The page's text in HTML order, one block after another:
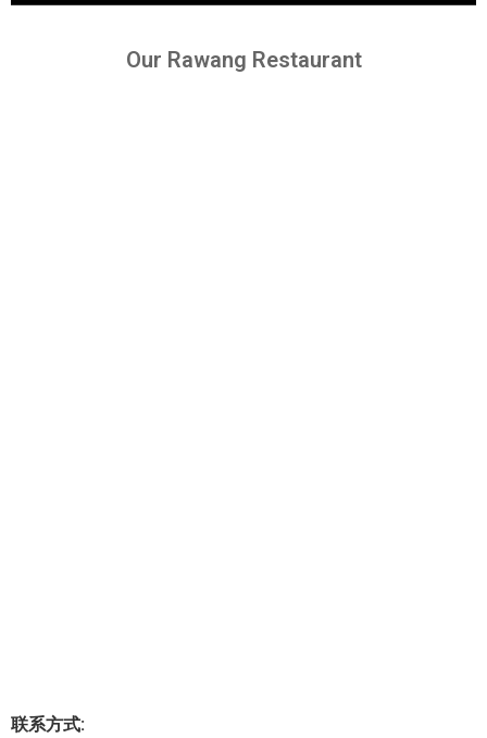
Our Rawang Restaurant
联系方式: